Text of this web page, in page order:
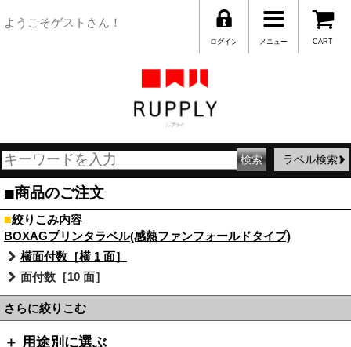
ようこそゲストさん！
CART
メニュー
ログイン
ラベル検索
■商品のご注文
■絞りこみ内容
BOXAGプリンタラベル(感熱ファンフォールドタイプ)
横面付数［横 1 面］
面付数［10 面］
さらに絞りこむ
＋ 用途別に選ぶ